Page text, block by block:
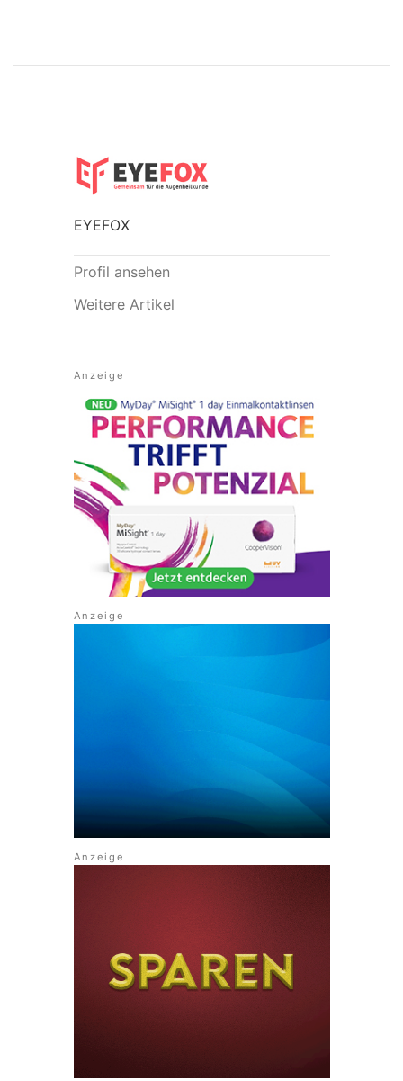
EYEFOX
Profil ansehen
Weitere Artikel